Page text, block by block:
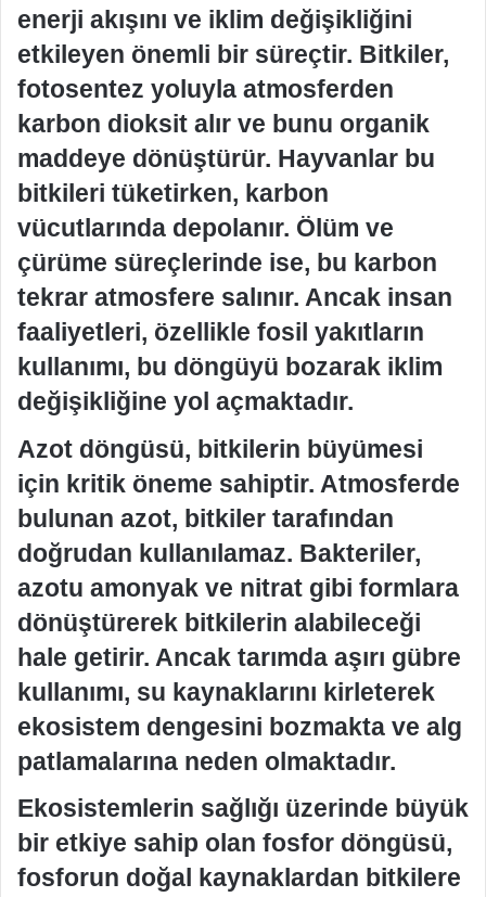
enerji akışını ve iklim değişikliğini
etkileyen önemli bir süreçtir. Bitkiler,
fotosentez yoluyla atmosferden
karbon dioksit alır ve bunu organik
maddeye dönüştürür. Hayvanlar bu
bitkileri tüketirken, karbon
vücutlarında depolanır. Ölüm ve
çürüme süreçlerinde ise, bu karbon
tekrar atmosfere salınır. Ancak insan
faaliyetleri, özellikle fosil yakıtların
kullanımı, bu döngüyü bozarak iklim
değişikliğine yol açmaktadır.
Azot döngüsü, bitkilerin büyümesi
için kritik öneme sahiptir. Atmosferde
bulunan azot, bitkiler tarafından
doğrudan kullanılamaz. Bakteriler,
azotu amonyak ve nitrat gibi formlara
dönüştürerek bitkilerin alabileceği
hale getirir. Ancak tarımda aşırı gübre
kullanımı, su kaynaklarını kirleterek
ekosistem dengesini bozmakta ve alg
patlamalarına neden olmaktadır.
Ekosistemlerin sağlığı üzerinde büyük
bir etkiye sahip olan fosfor döngüsü,
fosforun doğal kaynaklardan bitkilere